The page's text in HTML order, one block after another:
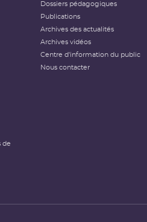
de
Dossiers pédagogiques
Publications
Archives des actualités
Archives vidéos
Centre d'information du public
Nous contacter